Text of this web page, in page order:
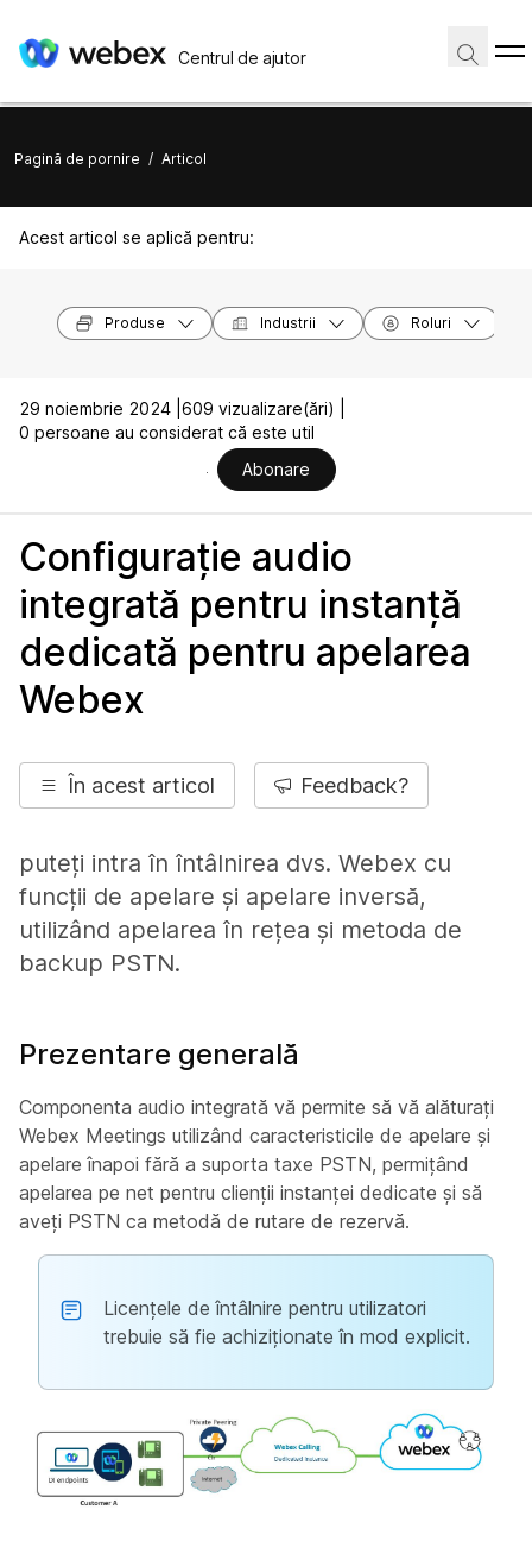
Centrul de ajutor
Pagină de pornire / Articol
Acest articol se aplică pentru:
Produse Industrii Roluri
29 noiembrie 2024 | 609 vizualizare(ări) |
0 persoane au considerat că este util
Abonare
Configurație audio
integrată pentru instanță
dedicată pentru apelarea
Webex
În acest articol Feedback?
puteți intra în întâlnirea dvs. Webex cu
funcții de apelare și apelare inversă,
utilizând apelarea în rețea și metoda de
backup PSTN.
Prezentare generală
Componenta audio integrată vă permite să vă alăturați
Webex Meetings utilizând caracteristicile de apelare și
apelare înapoi fără a suporta taxe PSTN, permițând
apelarea pe net pentru clienții instanței dedicate și să
aveți PSTN ca metodă de rutare de rezervă.
Licențele de întâlnire pentru utilizatori
trebuie să fie achiziționate în mod explicit.